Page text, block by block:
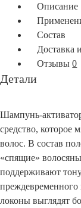
Описание
Состав
Доставка
Отзывы0
Детали
Шампунь-
средство, которое
волос. В состав
«спящие»
поддерживают
локоны выглядят